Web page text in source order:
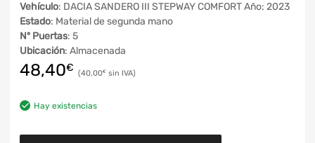
Vehículo: DACIA SANDERO III STEPWAY COMFORT Año: 2023
Estado: Material de segunda mano
Nº Puertas: 5
Ubicación: Almacenada
48,40€ 40,00€
Hay existencias